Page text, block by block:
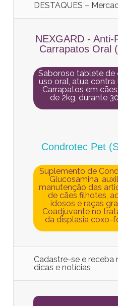
DESTAQUES –
NEXGARD - Anti-
Carrapatos Oral
Saboroso tablete de
uso oral, atua contra
Carrapatos em
de 2kg, durante
Condrotec Pet
Suplemento de
Glucosamina,
manutenção das
de cães filhotes,
idosos e raças
Coadjuvante no
da displasia coxo-
Cadastre-se e receba
dicas e notícias